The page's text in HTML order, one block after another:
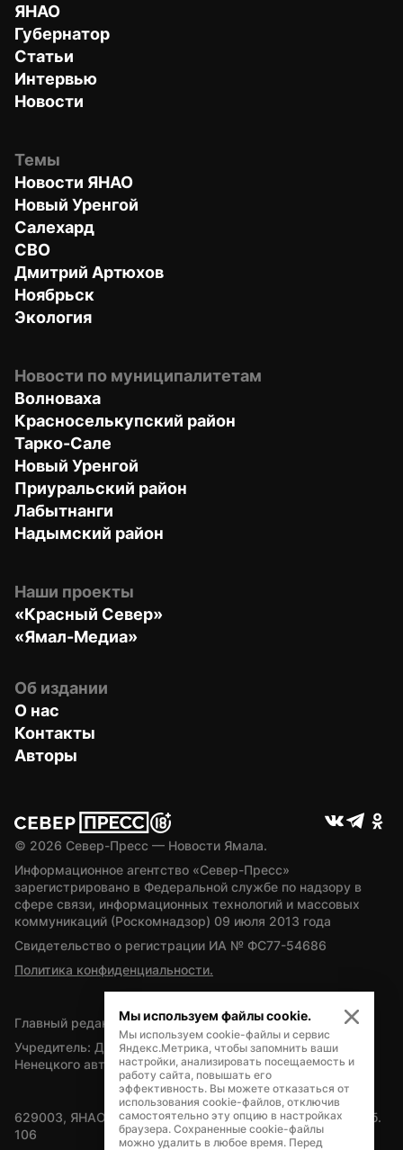
ЯНАО
Губернатор
Статьи
Интервью
Новости
Темы
Новости ЯНАО
Новый Уренгой
Салехард
СВО
Дмитрий Артюхов
Ноябрьск
Экология
Новости по муниципалитетам
Волноваха
Красноселькупский район
Тарко-Сале
Новый Уренгой
Приуральский район
Лабытнанги
Надымский район
Наши проекты
«Красный Север»
«Ямал-Медиа»
Об издании
О нас
Контакты
Авторы
© 2026 Север-Пресс — Новости Ямала.
Информационное агентство «Север-Пресс»
зарегистрировано в Федеральной службе по надзору в
сфере связи, информационных технологий и массовых
коммуникаций (Роскомнадзор) 09 июля 2013 года
Свидетельство о регистрации ИА № ФС77-54686
Политика конфиденциальности.
Главный редактор — А.Л. Поздеев
Учредитель: Департамент внутренней политики Ямало-
Ненецкого автономного округа
629003, ЯНАО, Салехард, мкр. Богдана Кнунянца, д.1, каб.
106
Мы используем файлы cookie.
Мы используем cookie-файлы и сервис
Яндекс.Метрика, чтобы запомнить ваши
настройки, анализировать посещаемость и
работу сайта, повышать его
эффективность. Вы можете отказаться от
использования cookie-файлов, отключив
самостоятельно эту опцию в настройках
браузера. Сохраненные cookie-файлы
можно удалить в любое время. Перед